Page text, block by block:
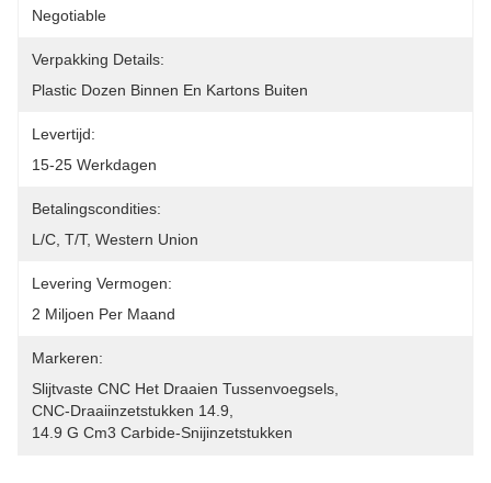
Negotiable
Verpakking Details:
Plastic Dozen Binnen En Kartons Buiten
Levertijd:
15-25 Werkdagen
Betalingscondities:
L/C, T/T, Western Union
Levering Vermogen:
2 Miljoen Per Maand
Markeren:
Slijtvaste CNC Het Draaien Tussenvoegsels
CNC-Draaiinzetstukken 14.9
14.9 G Cm3 Carbide-Snijinzetstukken